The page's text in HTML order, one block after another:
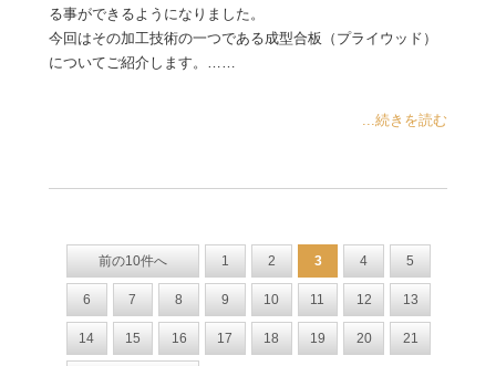
る事ができるようになりました。
今回はその加工技術の一つである成型合板（プライウッド）
についてご紹介します。……
...続きを読む
前の10件へ 1 2 3 4 5
6 7 8 9 10 11 12 13
14 15 16 17 18 19 20 21